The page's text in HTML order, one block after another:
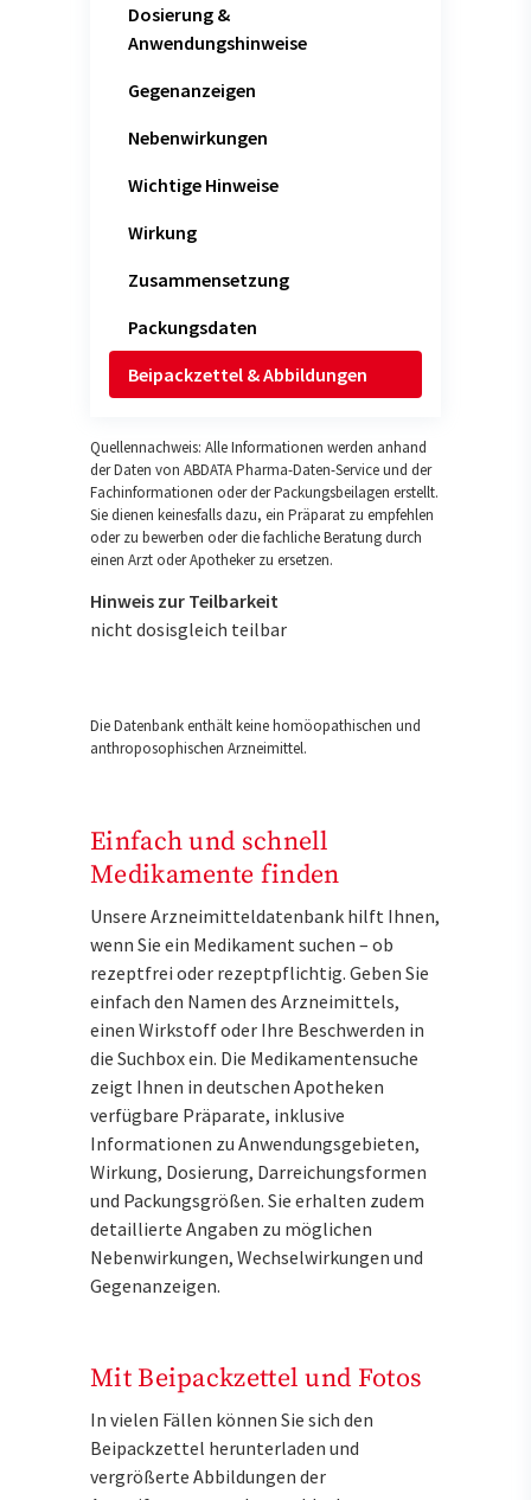
Dosierung &
Anwendungshinweise
Gegenanzeigen
Nebenwirkungen
Wichtige Hinweise
Wirkung
Zusammensetzung
Packungsdaten
Beipackzettel & Abbildungen
Quellennachweis: Alle Informationen werden anhand
der Daten von ABDATA Pharma-Daten-Service und der
Fachinformationen oder der Packungsbeilagen erstellt.
Sie dienen keinesfalls dazu, ein Präparat zu empfehlen
oder zu bewerben oder die fachliche Beratung durch
einen Arzt oder Apotheker zu ersetzen.
Hinweis zur Teilbarkeit
nicht dosisgleich teilbar
Die Datenbank enthält keine homöopathischen und
anthroposophischen Arzneimittel.
Einfach und schnell
Medikamente finden
Unsere Arzneimitteldatenbank hilft Ihnen,
wenn Sie ein Medikament suchen – ob
rezeptfrei oder rezeptpflichtig. Geben Sie
einfach den Namen des Arzneimittels,
einen Wirkstoff oder Ihre Beschwerden in
die Suchbox ein. Die Medikamentensuche
zeigt Ihnen in deutschen Apotheken
verfügbare Präparate, inklusive
Informationen zu Anwendungsgebieten,
Wirkung, Dosierung, Darreichungsformen
und Packungsgrößen. Sie erhalten zudem
detaillierte Angaben zu möglichen
Nebenwirkungen, Wechselwirkungen und
Gegenanzeigen.
Mit Beipackzettel und Fotos
In vielen Fällen können Sie sich den
Beipackzettel herunterladen und
vergrößerte Abbildungen der